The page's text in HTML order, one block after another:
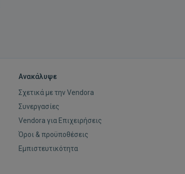
Ανακάλυψε
Σχετικά με την Vendora
Συνεργασίες
Vendora για Επιχειρήσεις
Όροι & προϋποθέσεις
Εμπιστευτικότητα